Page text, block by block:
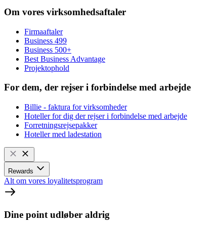
Om vores virksomhedsaftaler
Firmaaftaler
Business 499
Business 500+
Best Business Advantage
Projektophold
For dem, der rejser i forbindelse med arbejde
Billie - faktura for virksomheder
Hoteller for dig der rejser i forbindelse med arbejde
Forretningsrejsepakker
Hoteller med ladestation
Rewards
Alt om vores loyalitetsprogram
Dine point udløber aldrig